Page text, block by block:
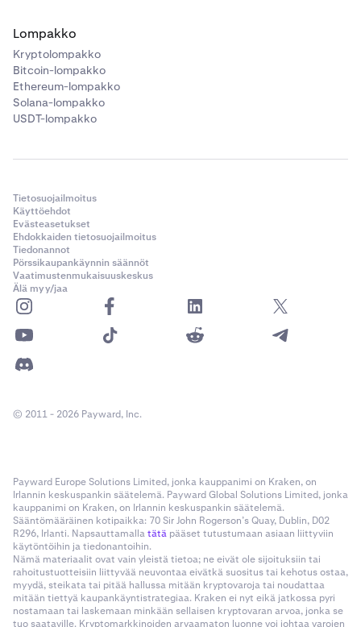
Lompakko
Kryptolompakko
Bitcoin-lompakko
Ethereum-lompakko
Solana-lompakko
USDT-lompakko
Tietosuojailmoitus
Käyttöehdot
Evästeasetukset
Ehdokkaiden tietosuojailmoitus
Tiedonannot
Pörssikaupankäynnin säännöt
Vaatimustenmukaisuuskeskus
Älä myy/jaa
© 2011 - 2026 Payward, Inc.
Payward Europe Solutions Limited, jonka kauppanimi on Kraken, on
Irlannin keskuspankin säätelemä. Payward Global Solutions Limited, jonka
kauppanimi on Kraken, on Irlannin keskuspankin säätelemä.
Sääntömääräinen kotipaikka: 70 Sir John Rogerson’s Quay, Dublin, D02
R296, Irlanti. Napsauttamallatätä pääset tutustumaan asiaan liittyviin
käytöntöihin ja tiedonantoihin.
Nämä materiaalit ovat vain yleistä tietoa; ne eivät ole sijoituksiin tai
rahoitustuotteisiin liittyvää neuvontaa eivätkä suositus tai kehotus ostaa,
myydä, steikata tai pitää hallussa mitään kryptovaroja tai noudattaa
mitään tiettyä kaupankäyntistrategiaa. Kraken ei nyt eikä jatkossa pyri
nostamaan tai laskemaan minkään sellaisen kryptovaran arvoa, jonka se
tuo saataville. Kryptomarkkinoiden arvaamaton luonne voi johtaa varojen